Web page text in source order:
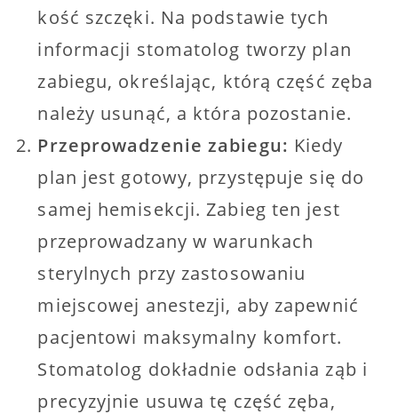
kość szczęki. Na podstawie tych
informacji stomatolog tworzy plan
zabiegu, określając, którą część zęba
należy usunąć, a która pozostanie.
Przeprowadzenie zabiegu: Kiedy
plan jest gotowy, przystępuje się do
samej hemisekcji. Zabieg ten jest
przeprowadzany w warunkach
sterylnych przy zastosowaniu
miejscowej anestezji, aby zapewnić
pacjentowi maksymalny komfort.
Stomatolog dokładnie odsłania ząb i
precyzyjnie usuwa tę część zęba,